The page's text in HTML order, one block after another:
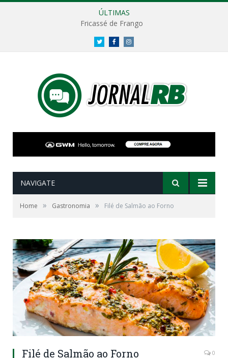
ÚLTIMAS
Fricassé de Frango
TwitterFacebookInstagram
NAVIGATE
Home » Gastronomia » Filé de Salmão ao Forno
Filé de Salmão ao Forno 0